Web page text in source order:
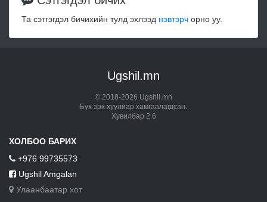
Та сэтгэгдэл бичихийн тулд эхлээд нэвтэрч орно уу.
Ugshil.mn
© 2018-2026 Ugshil.mn
Бүх эрх хуулиар хамгаалагдсан.
Хувилбар 2.6
ХОЛБОО БАРИХ
+976 99735573
Ugshil Amgalan
Улаанбаатар хот